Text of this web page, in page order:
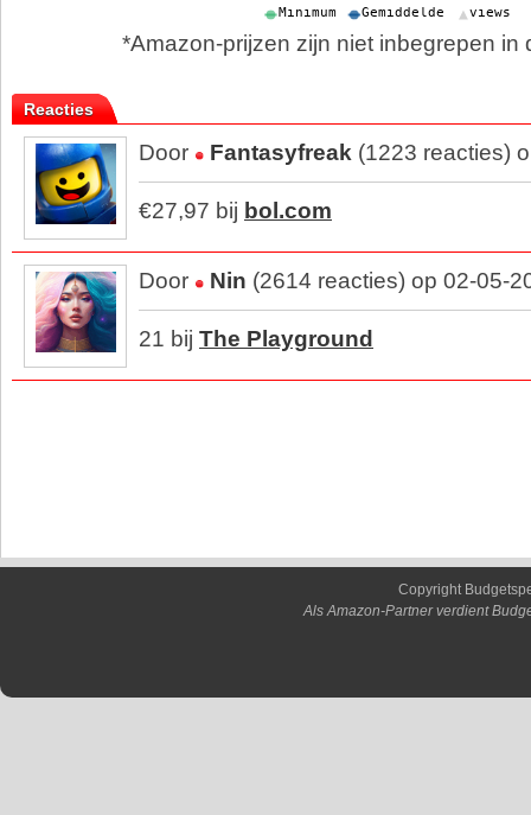
*Amazon-prijzen zijn niet inbegrepen in
Reacties
Door Fantasyfreak (1223 reacties)
€27,97 bij bol.com
Door Nin (2614 reacties) op 02-05-
21 bij The Playground
Copyright
Als Amazon-Partner verdient